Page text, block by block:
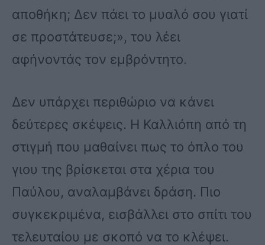
αποθήκη; Δεν πάει το μυαλό σου γιατί
σε προστάτευσε;», του λέει
αφήνοντάς τον εμβρόντητο.
Δεν υπάρχει περιθώριο να κάνει
δεύτερες σκέψεις. Η Καλλιόπη από τη
στιγμή που μαθαίνει πως το όπλο του
γιου της βρίσκεται στα χέρια του
Παύλου, αναλαμβάνει δράση. Πιο
συγκεκριμένα, εισβάλλει στο σπίτι του
τελευταίου με σκοπό να το κλέψει.